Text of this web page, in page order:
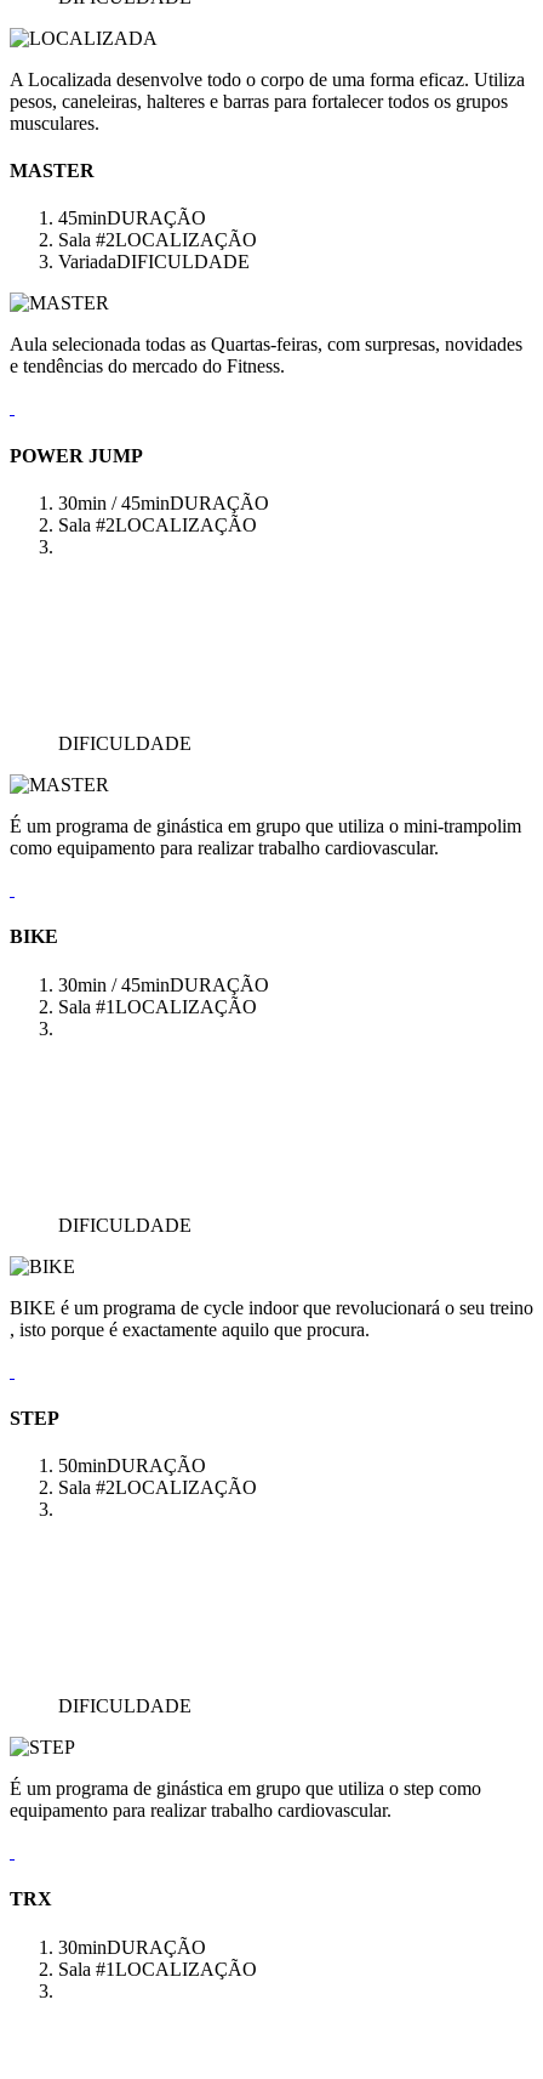
A Localizada desenvolve todo o corpo de uma forma eficaz. Utiliza
pesos, caneleiras, halteres e barras para fortalecer todos os grupos
musculares.
MASTER
45minDURAÇÃO
Sala #2LOCALIZAÇÃO
VariadaDIFICULDADE
Aula selecionada todas as Quartas-feiras, com surpresas, novidades
e tendências do mercado do Fitness.
POWER JUMP
30min / 45minDURAÇÃO
Sala #2LOCALIZAÇÃO
DIFICULDADE
É um programa de ginástica em grupo que utiliza o mini-trampolim
como equipamento para realizar trabalho cardiovascular.
BIKE
30min / 45minDURAÇÃO
Sala #1LOCALIZAÇÃO
DIFICULDADE
BIKE é um programa de cycle indoor que revolucionará o seu treino
, isto porque é exactamente aquilo que procura.
STEP
50minDURAÇÃO
Sala #2LOCALIZAÇÃO
DIFICULDADE
É um programa de ginástica em grupo que utiliza o step como
equipamento para realizar trabalho cardiovascular.
TRX
30minDURAÇÃO
Sala #1LOCALIZAÇÃO